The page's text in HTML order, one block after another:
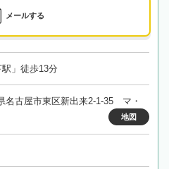
メールする
」徒歩13分
名古屋市東区新出来2-1-35 マ・
地図